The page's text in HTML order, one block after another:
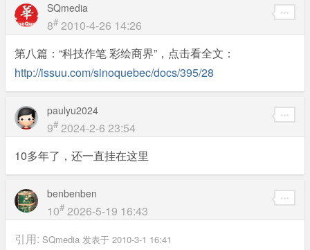
SQmedia
8# 2010-4-26 14:26
第八篇：“科技作笔 彩绘商界”，点击看全文：
http://issuu.com/sinoquebec/docs/395/28
paulyu2024
9# 2024-2-6 23:54
10多年了，还一直挂在这里
benbenben
10# 2026-5-19 16:43
引用: SQmedia 发表于 2010-3-1 16:41